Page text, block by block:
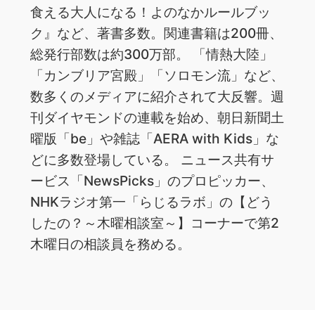
食える大人になる！よのなかルールブッ
ク』など、著書多数。関連書籍は200冊、
総発行部数は約300万部。 「情熱大陸」
「カンブリア宮殿」「ソロモン流」など、
数多くのメディアに紹介されて大反響。週
刊ダイヤモンドの連載を始め、朝日新聞土
曜版「be」や雑誌「AERA with Kids」な
どに多数登場している。 ニュース共有サ
ービス「NewsPicks」のプロピッカー、
NHKラジオ第一「らじるラボ」の【どう
したの？～木曜相談室～】コーナーで第2
木曜日の相談員を務める。